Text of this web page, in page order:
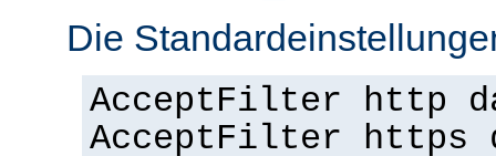
Die
AcceptFilter http
AcceptFilter https